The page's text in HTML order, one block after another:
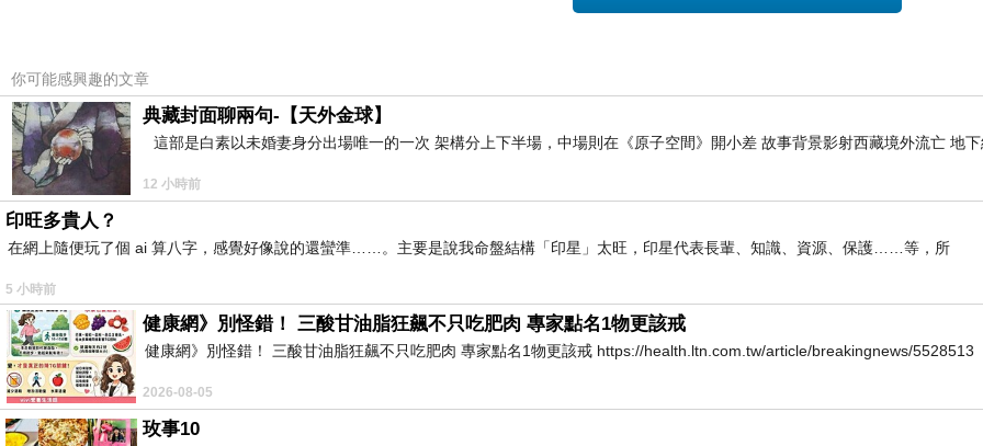
你可能感興趣的文章
典藏封面聊兩句-【天外金球】
這部是白素以未婚妻身分出場唯一的一次 架構分上下半場，中場則在《原子空間》開小差 故事背景影射西藏境外流亡 地
12 小時前
印旺多貴人？
在網上隨便玩了個 ai 算八字，感覺好像說的還蠻準……。主要是說我命盤結構「印星」太旺，印星代表長輩、知識、資源、保護……等，所
5 小時前
健康網》別怪錯！ 三酸甘油脂狂飆不只吃肥肉 專家點名1物更該戒
健康網》別怪錯！ 三酸甘油脂狂飆不只吃肥肉 專家點名1物更該戒 https://health.ltn.com.tw/article/breakingnews/5528513
2026-08-05
玫事10